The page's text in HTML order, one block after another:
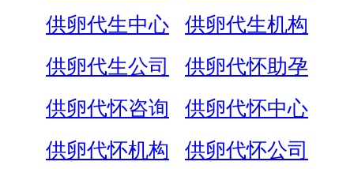
供卵代生中心
供卵代生机构
供卵代生公司
供卵代怀助孕
供卵代怀咨询
供卵代怀中心
供卵代怀机构
供卵代怀公司